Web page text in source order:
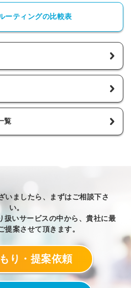
ーティングの比較表
覧
いましたら、まずはご相談下さ
い。
扱いサービスの中から、貴社に最
提案させて頂きます。
り・提案依頼